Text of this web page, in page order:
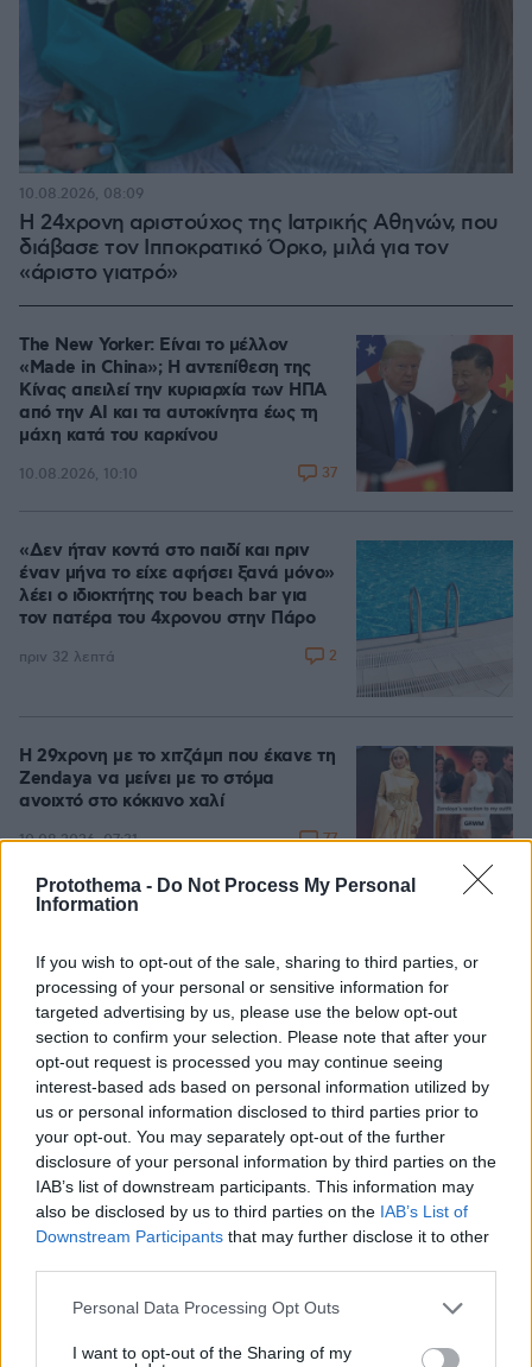
Protothema - Do Not Process My Personal
Information
If you wish to opt-out of the sale, sharing to third parties, or
processing of your personal or sensitive information for
targeted advertising by us, please use the below opt-out
section to confirm your selection. Please note that after your
opt-out request is processed you may continue seeing
interest-based ads based on personal information utilized by
us or personal information disclosed to third parties prior to
your opt-out. You may separately opt-out of the further
disclosure of your personal information by third parties on the
IAB’s list of downstream participants. This information may
also be disclosed by us to third parties on the IAB’s List of
Downstream Participants that may further disclose it to other
Please note that this website/app uses one or more Google
not limited to your visit or usage behaviour. You may click to
Personal Data Processing Opt Outs
I want to opt-out of the Sharing of my
Η 24χρονη αριστούχος της Ιατρικής Αθηνών, που
διάβασε τον Ιπποκρατικό Όρκο, μιλά για τον
«άριστο γιατρό»
10.08.2026, 08:09
The New Yorker: Είναι το μέλλον
«Made in China»; Η αντεπίθεση της
Κίνας απειλεί την κυριαρχία των ΗΠΑ
από την ΑΙ και τα αυτοκίνητα έως τη
μάχη κατά του καρκίνου
10.08.2026, 10:10 37
«Δεν ήταν κοντά στο παιδί και πριν
έναν μήνα το είχε αφήσει ξανά μόνο»
λέει ο ιδιοκτήτης του beach bar για
τον πατέρα του 4χρονου στην Πάρο
πριν 32 λεπτά 2
Η 29χρονη με το χιτζάμπ που έκανε τη
Zendaya να μείνει με το στόμα
ανοιχτό στο κόκκινο χαλί
10.08.2026, 07:31 77
Τη Υπερμάχω: Η νύχτα του Αυγούστου
πριν από 1.400 χρόνια, που γέννησε
τον Ακάθιστο Ύμνο
09.08.2026, 22:48 128
Καρυστιανού: Περιμένω αποδείξεις
από τον Αυγερινό, θα υπάρξουν
νομικές συνέπειες για όσους δεν
εξηγήσουν όσα λένε
10.08.2026, 08:45 136